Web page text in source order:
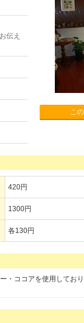
伝え
こ
420円
1300円
各130円
・ココアを使用してお